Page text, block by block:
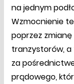
na jednym
Wzmocnienie
poprzez
tranzystorów, a
za
prądowego,